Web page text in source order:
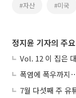
#자산 #미국
정지윤 기자의 주
Vol. 12 이 집은
폭염에 폭우까지
7월 다섯째 주 유